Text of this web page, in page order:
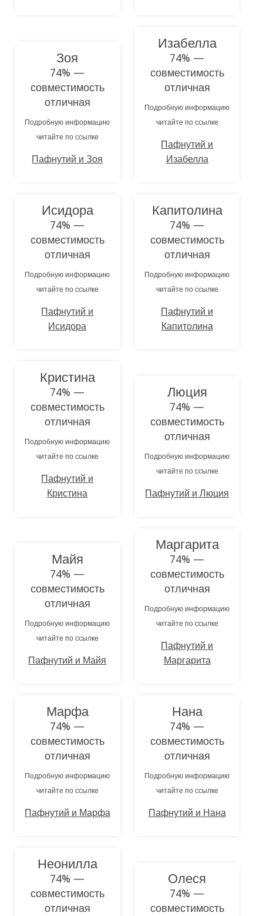
Зоя
74% —
совместимость
отличная
Подробную информацию
читайте по ссылке
Пафнутий и Зоя
Изабелла
74% —
совместимость
отличная
Подробную информацию
читайте по ссылке
Пафнутий и
Изабелла
Исидора
74% —
совместимость
отличная
Подробную информацию
читайте по ссылке
Пафнутий и
Исидора
Капитолина
74% —
совместимость
отличная
Подробную информацию
читайте по ссылке
Пафнутий и
Капитолина
Кристина
74% —
совместимость
отличная
Подробную информацию
читайте по ссылке
Пафнутий и
Кристина
Люция
74% —
совместимость
отличная
Подробную информацию
читайте по ссылке
Пафнутий и Люция
Майя
74% —
совместимость
отличная
Подробную информацию
читайте по ссылке
Пафнутий и Майя
Маргарита
74% —
совместимость
отличная
Подробную информацию
читайте по ссылке
Пафнутий и
Маргарита
Марфа
74% —
совместимость
отличная
Подробную информацию
читайте по ссылке
Пафнутий и Марфа
Нана
74% —
совместимость
отличная
Подробную информацию
читайте по ссылке
Пафнутий и Нана
Неонилла
74% —
совместимость
отличная
Олеся
74% —
совместимость